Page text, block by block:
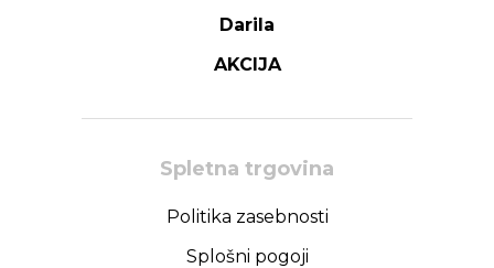
Darila
AKCIJA
Spletna trgovina
Politika zasebnosti
Splošni pogoji